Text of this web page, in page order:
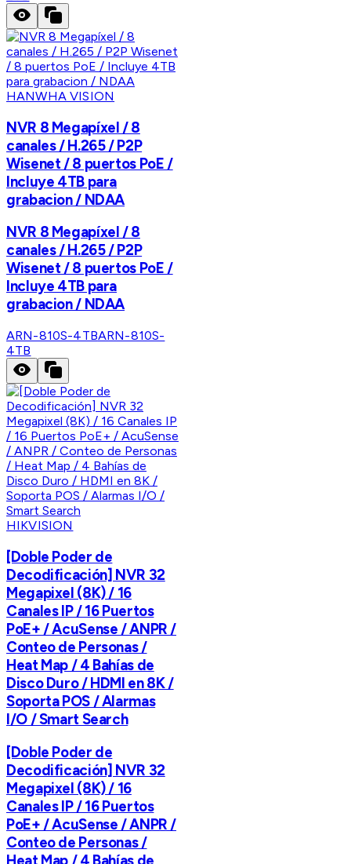
HANWHA VISION
NVR 8 Megapíxel / 8
canales / H.265 / P2P
Wisenet / 8 puertos PoE /
Incluye 4TB para
grabacion / NDAA
NVR 8 Megapíxel / 8
canales / H.265 / P2P
Wisenet / 8 puertos PoE /
Incluye 4TB para
grabacion / NDAA
ARN-810S-4TBARN-810S-
4TB
HIKVISION
[Doble Poder de
Decodificación] NVR 32
Megapixel (8K) / 16
Canales IP / 16 Puertos
PoE+ / AcuSense / ANPR /
Conteo de Personas /
Heat Map / 4 Bahías de
Disco Duro / HDMI en 8K /
Soporta POS / Alarmas
I/O / Smart Search
[Doble Poder de
Decodificación] NVR 32
Megapixel (8K) / 16
Canales IP / 16 Puertos
PoE+ / AcuSense / ANPR /
Conteo de Personas /
Heat Map / 4 Bahías de